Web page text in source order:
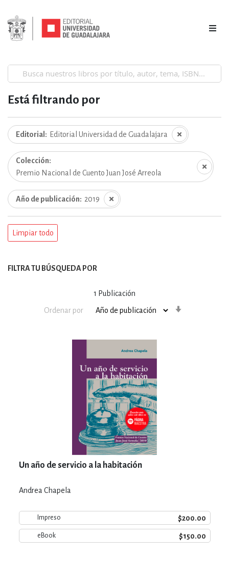
1 Publicación
Ordenar por
Un año de servicio a la habitación
Andrea Chapela
Impreso $200.00
eBook $150.00
Está filtrando por
Editorial Editorial Universidad de Guadalajara
Colección
Premio Nacional de Cuento Juan José Arreola
Año de publicación 2019
Limpiar todo
FILTRA TU BÚSQUEDA POR